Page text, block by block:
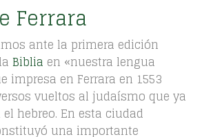
Ferrara
ante la primera edición
Biblia en «nuestra lengua
impresa en Ferrara en 1553
vueltos al judaísmo que ya
hebreo. En esta ciudad
una importante